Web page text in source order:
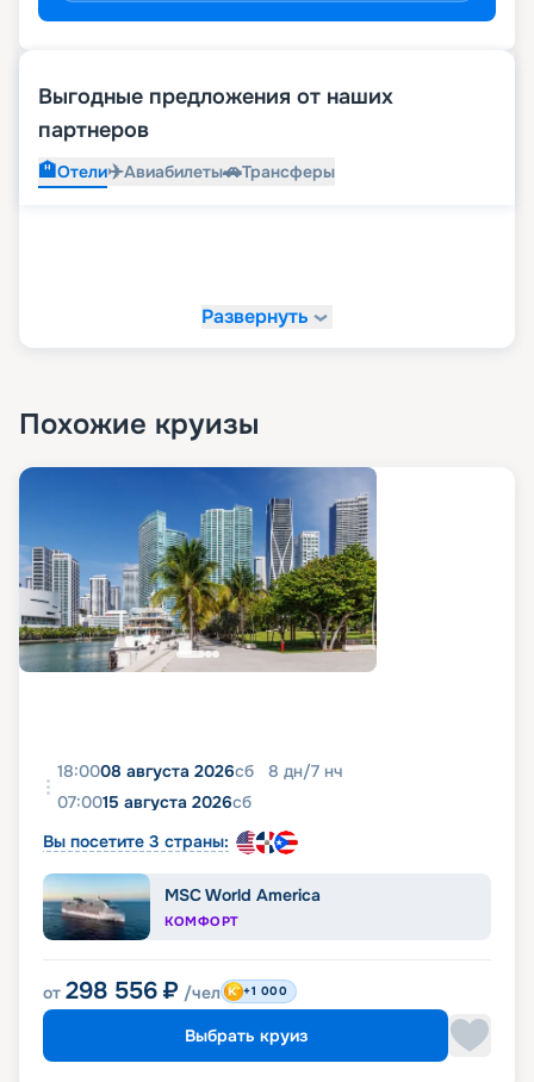
Выгодные предложения от наших
партнеров
🏨Отели✈️Авиабилеты🚗Трансферы
Развернуть
Похожие круизы
18:0008 августа 2026сб 8 дн/7 нч
07:0015 августа 2026сб
Вы посетите 3 страны:
MSC World America
КОМФОРТ
от 298 556 ₽ /чел +1 000
Выбрать круиз